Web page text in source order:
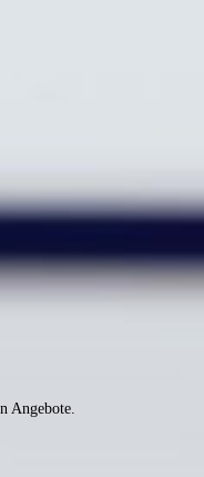
Angebote.